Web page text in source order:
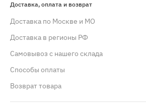
Доставка, оплата и возврат
Доставка по Москве и МО
Доставка в регионы РФ
Самовывоз с нашего склада
Способы оплаты
Возврат товара